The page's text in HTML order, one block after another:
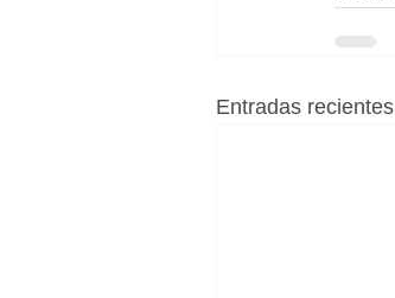
Entradas recientes